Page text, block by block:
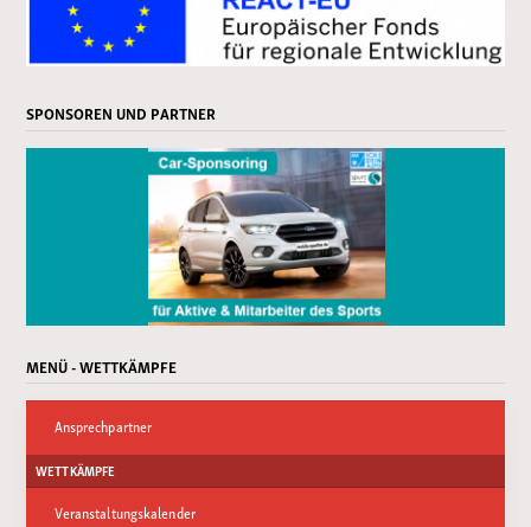
SPONSOREN UND PARTNER
MENÜ - WETTKÄMPFE
Ansprechpartner
WETTKÄMPFE
Veranstaltungskalender